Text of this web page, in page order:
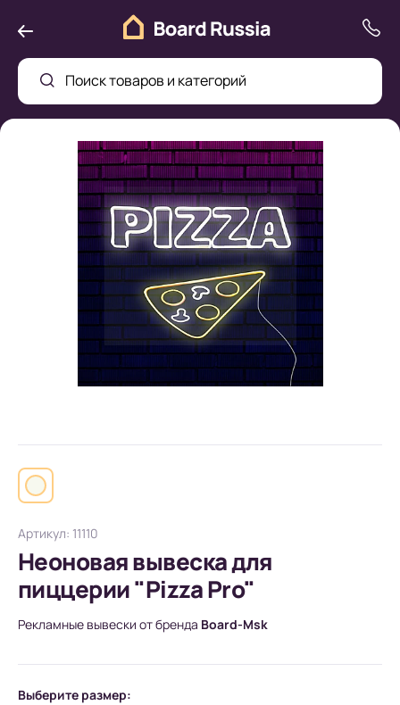
Поиск товаров и категорий
Артикул: 11110
Неоновая вывеска для
пиццерии "Pizza Pro"
Рекламные вывески от бренда Board-Msk
Выберите размер: